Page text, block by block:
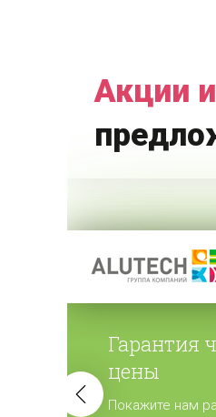
Акции и
Гарантия
цены
Покажите нам